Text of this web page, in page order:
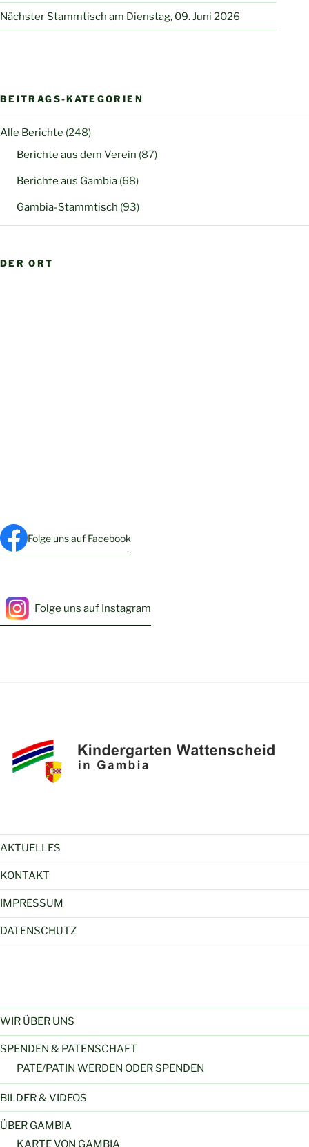
Nächster Stammtisch am Dienstag, 09. Juni 2026
BEITRAGS-KATEGORIEN
Alle Berichte (248)
Berichte aus dem Verein (87)
Berichte aus Gambia (68)
Gambia-Stammtisch (93)
DER ORT
Folge uns auf Facebook
Folge uns auf Instagram
AKTUELLES
KONTAKT
IMPRESSUM
DATENSCHUTZ
WIR ÜBER UNS
SPENDEN & PATENSCHAFT
PATE/PATIN WERDEN ODER SPENDEN
BILDER & VIDEOS
ÜBER GAMBIA
KARTE VON GAMBIA